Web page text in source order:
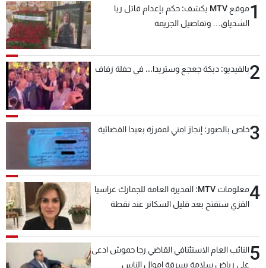
1
موقع MTV يكشف: حكم بإعدام قاتل ريا
الشدياق… وتفاصيل الجريمة
2بالفيديو: دبكة جعجع وستريدا... في حفلة زفاف
3خاص بالصور: إنجاز امني لمفرزة بعبدا القضائية
4
معلومات MTV: المديرة العامة للجمارك غراسيا
القزي ستفتح بعد قليل السكانر عند نقطة
السعودية والدول العربية
5النائب العام الاستئنافي القاضي رجا حموش ادعى
على رياض سلامة بسرقة اموال الناس